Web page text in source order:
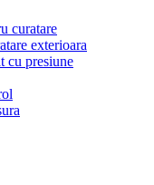
curatare
exterioara
cu presiune